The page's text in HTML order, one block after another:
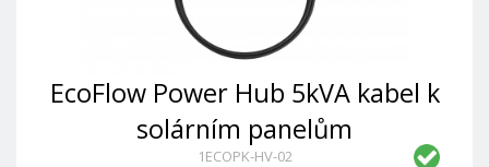
EcoFlow Power Hub 5kVA kabel k
solárním panelům
1ECOPK-HV-02